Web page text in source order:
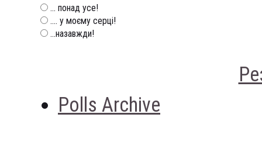
... понад усе!
.... у моєму серці!
...назавжди!
Polls Archive